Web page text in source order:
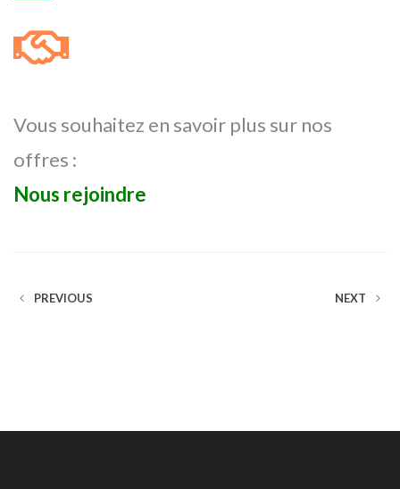
Vous souhaitez en savoir plus sur nos
offres :
Nous rejoindre
PREVIOUS NEXT